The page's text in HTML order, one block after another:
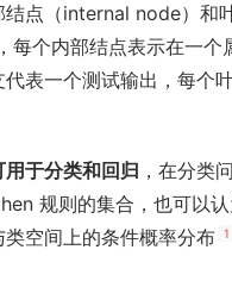
结点（internal node）和
每个内部结点表示在一个
代表一个测试输出，每个
用于分类和回归 ，在分类
规则的集合，也可以
类空间上的条件概率分布 1